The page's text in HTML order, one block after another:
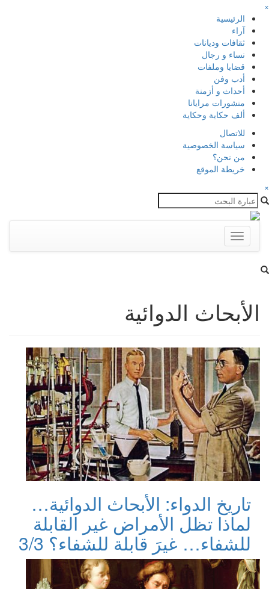
×
الرئيسية
آراء
ثقافات وديانات
نساء و رجال
قضايا وملفات
أدب وفن
أحداث و أزمنة
منشورات مرايانا
ألف حكاية وحكاية
للاتصال
سياسة الخصوصية
من نحن؟
خريطة الموقع
×
Toggle
navigation
الأبحاث الدوائية
تاريخ الدواء: الأبحاث الدوائية…
لماذا تظل الأمراض غير القابلة
للشفاء… غيرَ قابلة للشفاء؟ 3/3